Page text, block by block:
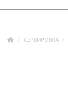
СЕРВИРОВКА